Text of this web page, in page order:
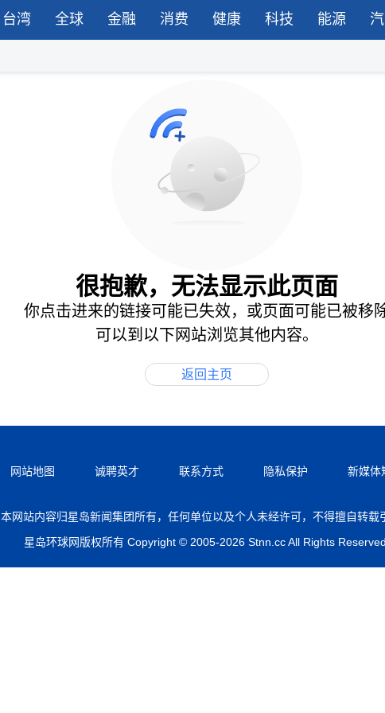
台湾 全球 金融 消费 健康 科技 能源
很抱歉，无法显示此页面
你点击进来的链接可能已失效，或页面可能已被移
可以到以下网站浏览其他内容。
返回主页
网站地图 诚聘英才 联系方式 隐私保护 新媒体
本网站内容归星岛新闻集团所有，任何单位以及个人未经许可，不得擅自转载
星岛环球网版权所有 Copyright © 2005-2026 Stnn.cc All Rights Reserved.